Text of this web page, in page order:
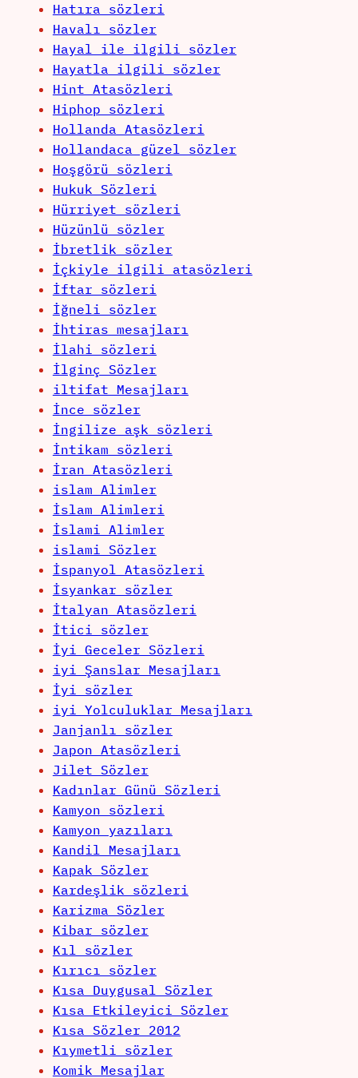
Hatıra sözleri
Havalı sözler
Hayal ile ilgili sözler
Hayatla ilgili sözler
Hint Atasözleri
Hiphop sözleri
Hollanda Atasözleri
Hollandaca güzel sözler
Hoşgörü sözleri
Hukuk Sözleri
Hürriyet sözleri
Hüzünlü sözler
İbretlik sözler
İçkiyle ilgili atasözleri
İftar sözleri
İğneli sözler
İhtiras mesajları
İlahi sözleri
İlginç Sözler
iltifat Mesajları
İnce sözler
İngilize aşk sözleri
İntikam sözleri
İran Atasözleri
islam Alimler
İslam Alimleri
İslami Alimler
islami Sözler
İspanyol Atasözleri
İsyankar sözler
İtalyan Atasözleri
İtici sözler
İyi Geceler Sözleri
iyi Şanslar Mesajları
İyi sözler
iyi Yolculuklar Mesajları
Janjanlı sözler
Japon Atasözleri
Jilet Sözler
Kadınlar Günü Sözleri
Kamyon sözleri
Kamyon yazıları
Kandil Mesajları
Kapak Sözler
Kardeşlik sözleri
Karizma Sözler
Kibar sözler
Kıl sözler
Kırıcı sözler
Kısa Duygusal Sözler
Kısa Etkileyici Sözler
Kısa Sözler 2012
Kıymetli sözler
Komik Mesajlar